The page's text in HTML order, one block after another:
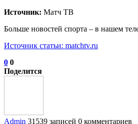
Источник: Матч ТВ
Больше новостей спорта – в нашем
Источник статьи: matchtv.ru
0 0
Поделится
Admin 31539 записей 0 комментариев